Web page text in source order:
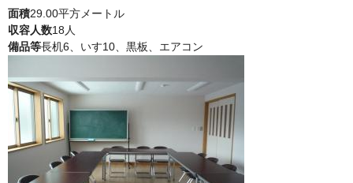
面積29.00平方メートル
収容人数18人
備品等長机6、いす10、黒板、エアコン